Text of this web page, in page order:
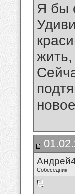
Я бы
жить,
Собеседник